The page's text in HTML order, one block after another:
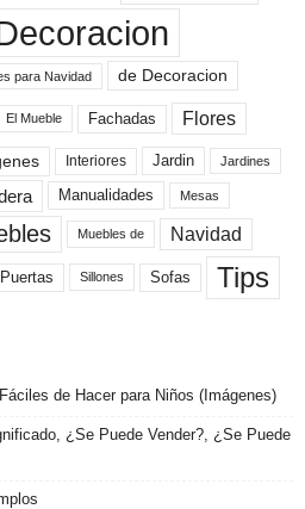
para Navidad de Decoracion
El Mueble Fachadas Flores
Interiores Jardin Jardines
Manualidades Mesas
Muebles de Navidad
Puertas Sillones Sofas Tips
de Hacer para Niños (Imágenes)
¿Se Puede Vender?, ¿Se Puede